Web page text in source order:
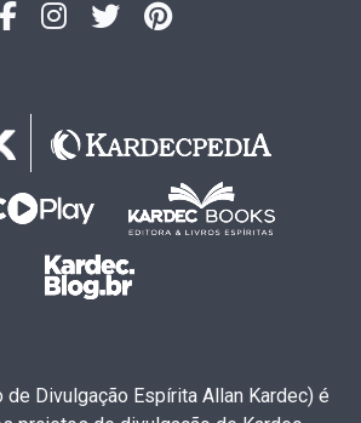
de Divulgação Espírita Allan Kardec) é